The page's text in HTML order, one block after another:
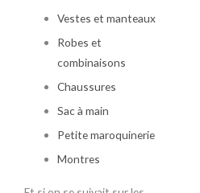
Vestes et manteaux
Robes et
combinaisons
Chaussures
Sac à main
Petite maroquinerie
Montres